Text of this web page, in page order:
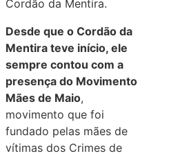
Cordão da Mentira.
Desde que o Cordão da
Mentira teve início, ele
sempre contou com a
presença do Movimento
Mães de Maio,
movimento que foi
fundado pelas mães de
vítimas dos Crimes de